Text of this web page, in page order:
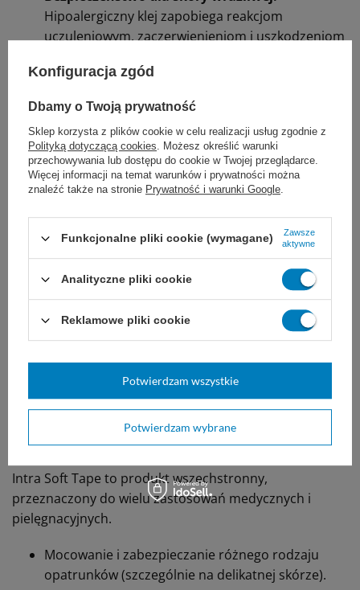
Hipoalergiczny klej zapobiega reakcjom
uczuleniowym, zaczerwienieniom i uszkodzeniom
dzieci, osób starszych oraz pacjentów z delikatną
Swobodne oddychanie skóry:
Włókninowa,
mikroporowata struktura plastra pozwala na
swobodną wymianę gazową. Dzięki temu skóra
nie poci się pod przylepcem, co minimalizuje
Oszczędność czasu (łatwa aplikacja):
Plaster
łatwo dzieli się w dłoniach wzdłuż i wszerz. Nie
musisz szukać nożyczek - szybko i wygodnie
przygotujesz odpowiednią długość przylepca w
każdych warunkach.
Pewność i stabilność:Mimo swojej delikatności,
plaster charakteryzuje się świetną
przyczepnością. Opatrunek pozostanie dokładnie
tam, gdzie powinien, przez długi czas.
Główne zastosowanie produktu:
Intra Soft Tape to produkt wszechstronny,
przeznaczony do wielu zastosowań medycznych i
pielęgnacyjnych.
Mocowanie i zabezpieczanie różnego rodzaju
opatrunków (szczególnie na delikatnej skórze).
Konfiguracja zgód
Dbamy o Twoją prywatność
Sklep korzysta z plików cookie w celu realizacji usług zgodnie z
Polityką dotyczącą cookies. Możesz określić warunki
przechowywania lub dostępu do cookie w Twojej przeglądarce.
Więcej informacji na temat warunków i prywatności można
znaleźć także na stronie Prywatność i warunki Google.
Funkcjonalne pliki cookie (wymagane)
Zawsze
aktywne
Analityczne pliki cookie
Reklamowe pliki cookie
Potwierdzam wybrane
Potwierdzam wszystkie